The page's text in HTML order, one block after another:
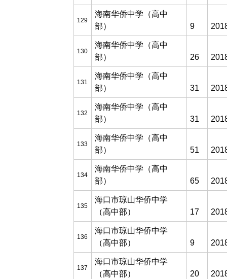
129
海南华侨中学（高中
部）
9
130
海南华侨中学（高中
部）
26
131
海南华侨中学（高中
部）
31
132
海南华侨中学（高中
部）
31
133
海南华侨中学（高中
部）
51
134
海南华侨中学（高中
部）
65
135
海口市琼山华侨中学
（高中部）
17
136
海口市琼山华侨中学
（高中部）
9
137
海口市琼山华侨中学
（高中部）
20